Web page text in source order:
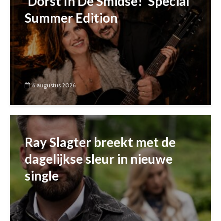
Summer Edition
6 augustus 2026
Ray Slagter breekt met de
dagelijkse sleur in nieuwe
single